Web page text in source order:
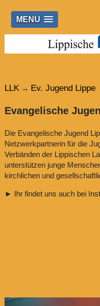
MENU
LLK → Ev. Jugend Lippe
Evangelische
Die Evangelische Jugend
Netzwerkpartnerin für die
Verbänden der Lippischen
unterstützen junge
kirchlichen und
► Ihr findet uns auch bei